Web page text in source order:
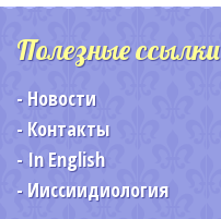
Полезные ссылки
Новости
Контакты
In English
Ииссиидиология